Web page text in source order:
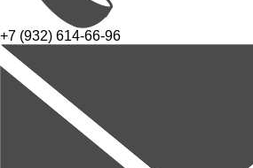
+7 (932) 614-66-96